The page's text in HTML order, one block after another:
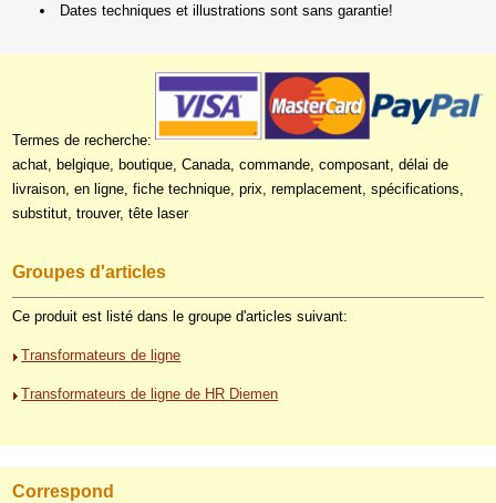
Dates techniques et illustrations sont sans garantie!
Termes de recherche:
achat, belgique, boutique, Canada, commande, composant, délai de
livraison, en ligne, fiche technique, prix, remplacement, spécifications,
substitut, trouver, tête laser
Groupes d'articles
Ce produit est listé dans le groupe d'articles suivant:
Transformateurs de ligne
Transformateurs de ligne de HR Diemen
Correspond